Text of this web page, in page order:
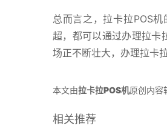
总而言之，拉卡拉POS
超，都可以通过办理拉卡
场正不断壮大，办理拉卡
本文由拉卡拉POS机原创内容
相关推荐